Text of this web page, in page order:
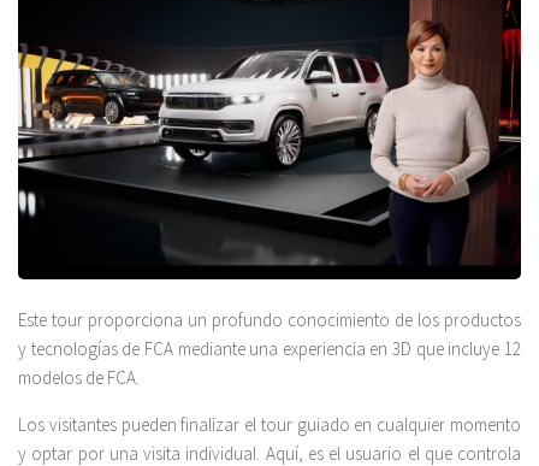
Este tour proporciona un profundo conocimiento de los productos
y tecnologías de FCA mediante una experiencia en 3D que incluye 12
modelos de FCA.
Los visitantes pueden finalizar el tour guiado en cualquier momento
y optar por una visita individual. Aquí, es el usuario el que controla